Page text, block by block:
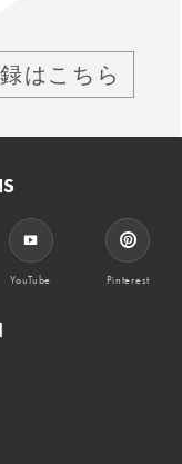
はこちら
YouTube Pinterest